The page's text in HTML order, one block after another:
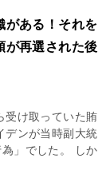
がある！それを
が再選された後
受け取っていた賄
デンが当時副大統
」でした。 しか